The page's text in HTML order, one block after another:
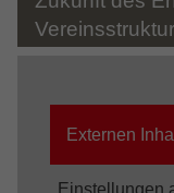
Externen